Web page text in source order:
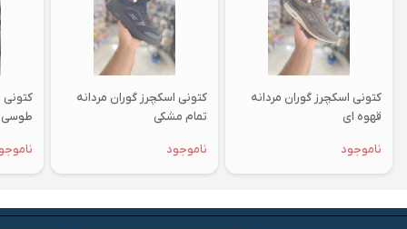
کتونی اسکچرز گوران مردانه
قهوه ای
ناموجود
کتونی اسکچرز گوران مردانه
تمام مشکی
ناموجود
کتونی
طوسی